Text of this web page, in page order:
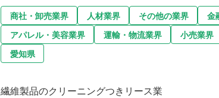
商社・卸売業界 人材業界 その他の業界 金
アパレル・美容業界
運輸・物流業界 小売業界
愛知県
繊維製品のクリーニングつきリース業